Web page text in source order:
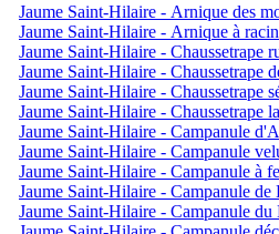
Jaume Saint-Hilaire - Arnique des
Jaume Saint-Hilaire - Arnique à
Jaume Saint-Hilaire - Chaussetrape
Jaume Saint-Hilaire - Chaussetrape
Jaume Saint-Hilaire - Chaussetrape
Jaume Saint-Hilaire - Chaussetrape
Jaume Saint-Hilaire - Campanule
Jaume Saint-Hilaire - Campanule
Jaume Saint-Hilaire - Campanule à
Jaume Saint-Hilaire - Campanule
Jaume Saint-Hilaire - Campanule